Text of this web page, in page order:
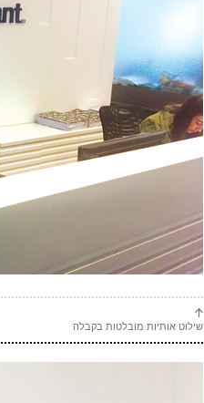
שילוט אותיות מובלטות בקבלה